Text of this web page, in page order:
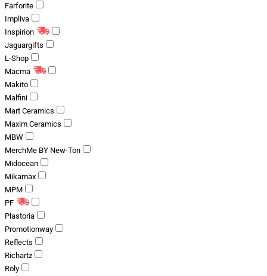
Farforite
Impliva
Inspirion
Jaguargifts
L-Shop
Macma
Makito
Malfini
Mart Ceramics
Maxim Ceramics
MBW
MerchMe BY New-Ton
Midocean
Mikamax
MPM
PF
Plastoria
Promotionway
Reflects
Richartz
Roly